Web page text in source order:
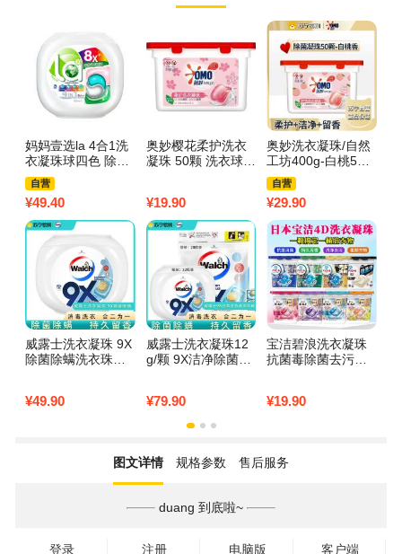
妈妈壹选la 4合1洗
衣凝珠球四色 除菌
除螨护色防串色
【1盒】50粒
自营
¥49.40
奥妙樱花柔护洗衣
凝珠 50颗 洗衣球
香
¥19.90
奥妙洗衣凝珠/自然
工坊400g-白桃50
颗
自营
¥29.90
威露士洗衣凝珠 9X
除菌除螨洗衣珠球
¥49.90
威露士洗衣凝珠12
g/颗 9X洁净除菌除
袋装）
¥79.90
宝洁碧浪洗衣凝珠
抗菌毒除菌去污洗
版】绿色除臭室内
¥19.90
图文详情 规格参数 售后服务
duang 到底啦~
登录 注册 电脑版 客户端